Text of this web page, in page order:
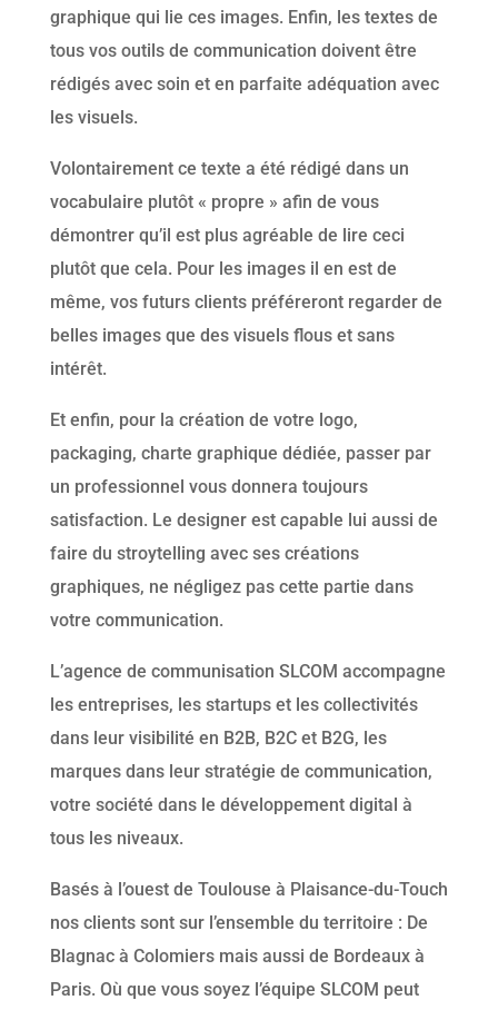
graphique qui lie ces images. Enfin, les textes de
tous vos outils de communication doivent être
rédigés avec soin et en parfaite adéquation avec
les visuels.
Volontairement ce texte a été rédigé dans un
vocabulaire plutôt « propre » afin de vous
démontrer qu’il est plus agréable de lire ceci
plutôt que cela. Pour les images il en est de
même, vos futurs clients préféreront regarder de
belles images que des visuels flous et sans
intérêt.
Et enfin, pour la création de votre logo,
packaging, charte graphique dédiée, passer par
un professionnel vous donnera toujours
satisfaction. Le designer est capable lui aussi de
faire du stroytelling avec ses créations
graphiques, ne négligez pas cette partie dans
votre communication.
L’agence de communisation SLCOM accompagne
les entreprises, les startups et les collectivités
dans leur visibilité en B2B, B2C et B2G, les
marques dans leur stratégie de communication,
votre société dans le développement digital à
tous les niveaux.
Basés à l’ouest de Toulouse à Plaisance-du-Touch
nos clients sont sur l’ensemble du territoire : De
Blagnac à Colomiers mais aussi de Bordeaux à
Paris. Où que vous soyez l’équipe SLCOM peut